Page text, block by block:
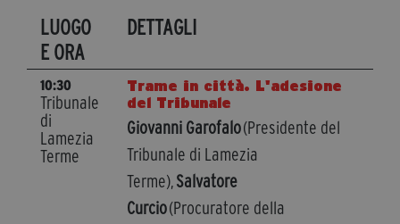
Contatti
segreteria@tramefestival.it
info@tramefestival.it
+39 346 954 4078
LUOGO
E ORA
DETTAGLI
10:30
Tribunale
di
Lamezia
Terme
Trame in città. L'adesione
del Tribunale
Giovanni Garofalo(Presidente del
Tribunale di Lamezia
Terme),Salvatore
Curcio(Procuratore della